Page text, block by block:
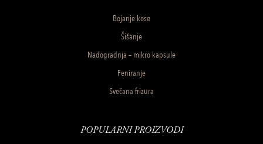
Bojanje kose
Šišanje
Nadogradnja – mikro kapsule
Feniranje
Svečana frizura
POPULARNI PROIZVODI